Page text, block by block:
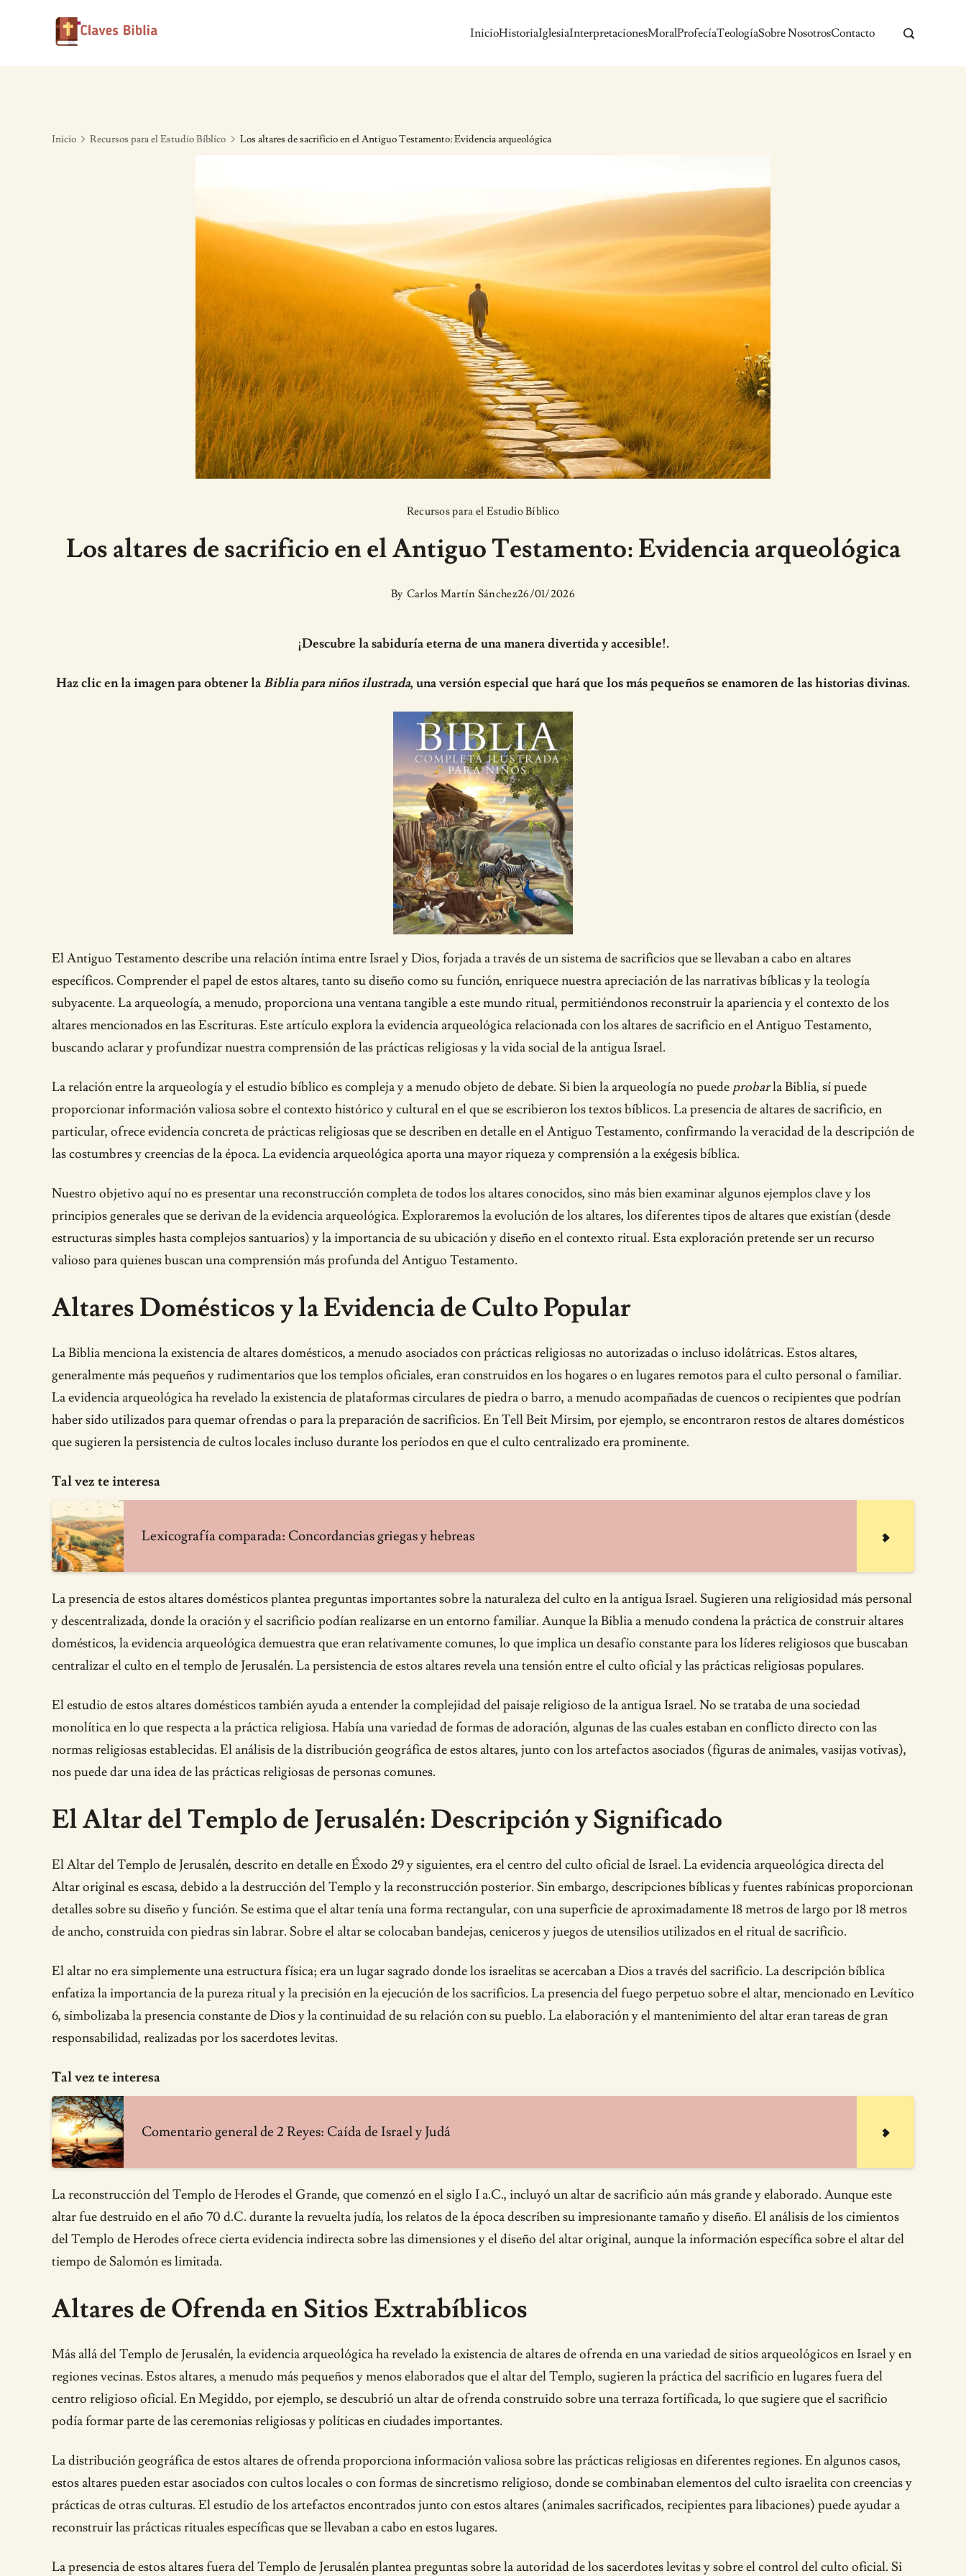
InicioHistoriaIglesiaInterpretacionesMoralProfecíaTeologíaSobre NosotrosContacto
Inicio Recursos para el Estudio Bíblico Los altares de sacrificio en el Antiguo Testamento: Evidencia arqueológica
Recursos para el Estudio Bíblico
Los altares de sacrificio en el Antiguo Testamento: Evidencia arqueológica
By Carlos Martín Sánchez26/01/2026
¡Descubre la sabiduría eterna de una manera divertida y accesible!.
Haz clic en la imagen para obtener laBiblia para niños ilustrada, una versión especial que hará que los más pequeños se enamoren de las historias divinas.
El Antiguo Testamento describe una relación íntima entre Israel y Dios, forjada a través de un sistema de sacrificios que se llevaban a cabo en altares
específicos. Comprender el papel de estos altares, tanto su diseño como su función, enriquece nuestra apreciación de las narrativas bíblicas y la teología
subyacente. La arqueología, a menudo, proporciona una ventana tangible a este mundo ritual, permitiéndonos reconstruir la apariencia y el contexto de los
altares mencionados en las Escrituras. Este artículo explora la evidencia arqueológica relacionada con los altares de sacrificio en el Antiguo Testamento,
buscando aclarar y profundizar nuestra comprensión de las prácticas religiosas y la vida social de la antigua Israel.
La relación entre la arqueología y el estudio bíblico es compleja y a menudo objeto de debate. Si bien la arqueología no puede probarla Biblia, sí puede
proporcionar información valiosa sobre el contexto histórico y cultural en el que se escribieron los textos bíblicos. La presencia de altares de sacrificio, en
particular, ofrece evidencia concreta de prácticas religiosas que se describen en detalle en el Antiguo Testamento, confirmando la veracidad de la descripción de
las costumbres y creencias de la época. La evidencia arqueológica aporta una mayor riqueza y comprensión a la exégesis bíblica.
Nuestro objetivo aquí no es presentar una reconstrucción completa de todos los altares conocidos, sino más bien examinar algunos ejemplos clave y los
principios generales que se derivan de la evidencia arqueológica. Exploraremos la evolución de los altares, los diferentes tipos de altares que existían (desde
estructuras simples hasta complejos santuarios) y la importancia de su ubicación y diseño en el contexto ritual. Esta exploración pretende ser un recurso
valioso para quienes buscan una comprensión más profunda del Antiguo Testamento.
Altares Domésticos y la Evidencia de Culto Popular
La Biblia menciona la existencia de altares domésticos, a menudo asociados con prácticas religiosas no autorizadas o incluso idolátricas. Estos altares,
generalmente más pequeños y rudimentarios que los templos oficiales, eran construidos en los hogares o en lugares remotos para el culto personal o familiar.
La evidencia arqueológica ha revelado la existencia de plataformas circulares de piedra o barro, a menudo acompañadas de cuencos o recipientes que podrían
haber sido utilizados para quemar ofrendas o para la preparación de sacrificios. En Tell Beit Mirsim, por ejemplo, se encontraron restos de altares domésticos
que sugieren la persistencia de cultos locales incluso durante los períodos en que el culto centralizado era prominente.
Tal vez te interesa
Lexicografía comparada: Concordancias griegas y hebreas
La presencia de estos altares domésticos plantea preguntas importantes sobre la naturaleza del culto en la antigua Israel. Sugieren una religiosidad más personal
y descentralizada, donde la oración y el sacrificio podían realizarse en un entorno familiar. Aunque la Biblia a menudo condena la práctica de construir altares
domésticos, la evidencia arqueológica demuestra que eran relativamente comunes, lo que implica un desafío constante para los líderes religiosos que buscaban
centralizar el culto en el templo de Jerusalén. La persistencia de estos altares revela una tensión entre el culto oficial y las prácticas religiosas populares.
El estudio de estos altares domésticos también ayuda a entender la complejidad del paisaje religioso de la antigua Israel. No se trataba de una sociedad
monolítica en lo que respecta a la práctica religiosa. Había una variedad de formas de adoración, algunas de las cuales estaban en conflicto directo con las
normas religiosas establecidas. El análisis de la distribución geográfica de estos altares, junto con los artefactos asociados (figuras de animales, vasijas votivas),
nos puede dar una idea de las prácticas religiosas de personas comunes.
El Altar del Templo de Jerusalén: Descripción y Significado
El Altar del Templo de Jerusalén, descrito en detalle en Éxodo 29 y siguientes, era el centro del culto oficial de Israel. La evidencia arqueológica directa del
Altar original es escasa, debido a la destrucción del Templo y la reconstrucción posterior. Sin embargo, descripciones bíblicas y fuentes rabínicas proporcionan
detalles sobre su diseño y función. Se estima que el altar tenía una forma rectangular, con una superficie de aproximadamente 18 metros de largo por 18 metros
de ancho, construida con piedras sin labrar. Sobre el altar se colocaban bandejas, ceniceros y juegos de utensilios utilizados en el ritual de sacrificio.
El altar no era simplemente una estructura física; era un lugar sagrado donde los israelitas se acercaban a Dios a través del sacrificio. La descripción bíblica
enfatiza la importancia de la pureza ritual y la precisión en la ejecución de los sacrificios. La presencia del fuego perpetuo sobre el altar, mencionado en Levítico
6, simbolizaba la presencia constante de Dios y la continuidad de su relación con su pueblo. La elaboración y el mantenimiento del altar eran tareas de gran
responsabilidad, realizadas por los sacerdotes levitas.
Tal vez te interesa
Comentario general de 2 Reyes: Caída de Israel y Judá
La reconstrucción del Templo de Herodes el Grande, que comenzó en el siglo I a.C., incluyó un altar de sacrificio aún más grande y elaborado. Aunque este
altar fue destruido en el año 70 d.C. durante la revuelta judía, los relatos de la época describen su impresionante tamaño y diseño. El análisis de los cimientos
del Templo de Herodes ofrece cierta evidencia indirecta sobre las dimensiones y el diseño del altar original, aunque la información específica sobre el altar del
tiempo de Salomón es limitada.
Altares de Ofrenda en Sitios Extrabíblicos
Más allá del Templo de Jerusalén, la evidencia arqueológica ha revelado la existencia de altares de ofrenda en una variedad de sitios arqueológicos en Israel y en
regiones vecinas. Estos altares, a menudo más pequeños y menos elaborados que el altar del Templo, sugieren la práctica del sacrificio en lugares fuera del
centro religioso oficial. En Megiddo, por ejemplo, se descubrió un altar de ofrenda construido sobre una terraza fortificada, lo que sugiere que el sacrificio
podía formar parte de las ceremonias religiosas y políticas en ciudades importantes.
La distribución geográfica de estos altares de ofrenda proporciona información valiosa sobre las prácticas religiosas en diferentes regiones. En algunos casos,
estos altares pueden estar asociados con cultos locales o con formas de sincretismo religioso, donde se combinaban elementos del culto israelita con creencias y
prácticas de otras culturas. El estudio de los artefactos encontrados junto con estos altares (animales sacrificados, recipientes para libaciones) puede ayudar a
reconstruir las prácticas rituales específicas que se llevaban a cabo en estos lugares.
La presencia de estos altares fuera del Templo de Jerusalén plantea preguntas sobre la autoridad de los sacerdotes levitas y sobre el control del culto oficial. Si